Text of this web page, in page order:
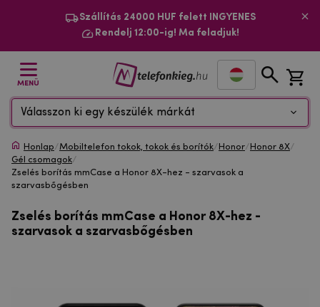
Szállítás 24000 HUF felett INGYENES
Rendelj 12:00-ig! Ma feladjuk!
MENÜ
Válasszon ki egy készülék márkát
Honlap/Mobiltelefon tokok, tokok és borítók/ Honor/ Honor 8X/
Gél csomagok/
Zselés borítás mmCase a Honor 8X-hez - szarvasok a
szarvasbőgésben
Zselés borítás mmCase a Honor 8X-hez -
szarvasok a szarvasbőgésben